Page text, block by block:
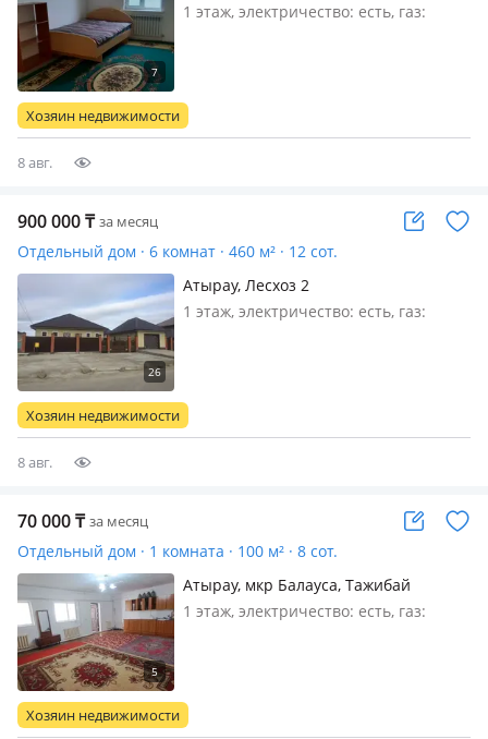
1 этаж, электричество: есть, газ:
Соната, Виктори Парк если кол во
людей больше цена будет меняться
Хозяин недвижимости
8 авг.
900 000₸ за месяц
Отдельный дом · 6 комнат · 460 м² · 12 сот.
Атырау, Лесхоз 2
1 этаж, электричество: есть, газ:
техника. Большой зал (84м2), Холл
(75м2) и кухня (55м2), Малый зал
Хозяин недвижимости
8 авг.
70 000₸ за месяц
Отдельный дом · 1 комната · 100 м² · 8 сот.
Атырау, мкр Балауса, Тажибай
Буданова 9 — Мечет Ыклас
1 этаж, электричество: есть, газ:
бөлмелі времянка жалға беріледі таза
ұстайтын дұрыс адамдар керек
Хозяин недвижимости